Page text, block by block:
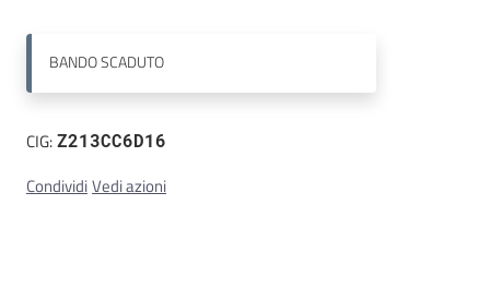
BANDOSCADUTO
CIG:Z213CC6D16
CondividiVedi azioni